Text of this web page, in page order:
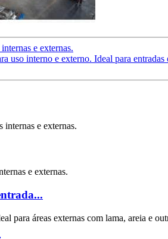
e externas.
interno e externo. Ideal para entradas